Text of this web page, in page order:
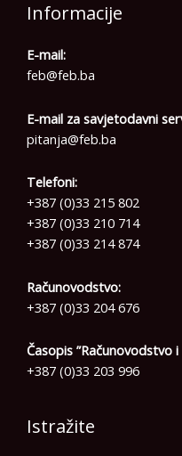
Informacije
E-mail:
feb@feb.ba
E-mail za savjetodavni
pitanja@feb.ba
Telefoni:
+387 (0)33 215 802
+387 (0)33 210 714
+387 (0)33 214 874
Računovodstvo:
+387 (0)33 204 676
Časopis ”Računovodstvo
+387 (0)33 203 996
Istražite